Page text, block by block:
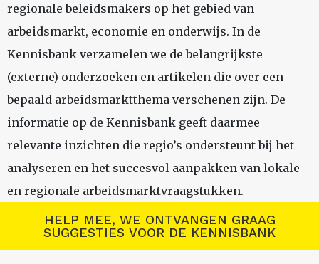
regionale beleidsmakers op het gebied van
arbeidsmarkt, economie en onderwijs. In de
Kennisbank verzamelen we de belangrijkste
(externe) onderzoeken en artikelen die over een
bepaald arbeidsmarktthema verschenen zijn. De
informatie op de Kennisbank geeft daarmee
relevante inzichten die regio’s ondersteunt bij het
analyseren en het succesvol aanpakken van lokale
en regionale arbeidsmarktvraagstukken.
HELP MEE, WE ONTVANGEN GRAAG
SUGGESTIES VOOR DE KENNISBANK